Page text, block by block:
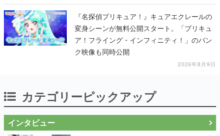
『名探偵プリキュア！』キュアエクレールの
変身シーンが無料公開スタート。「プリキュ
ア！フライング・インフィニティ！」のバン
ク映像も同時公開
2026年8月9日
カテゴリーピックアップ
インタビュー